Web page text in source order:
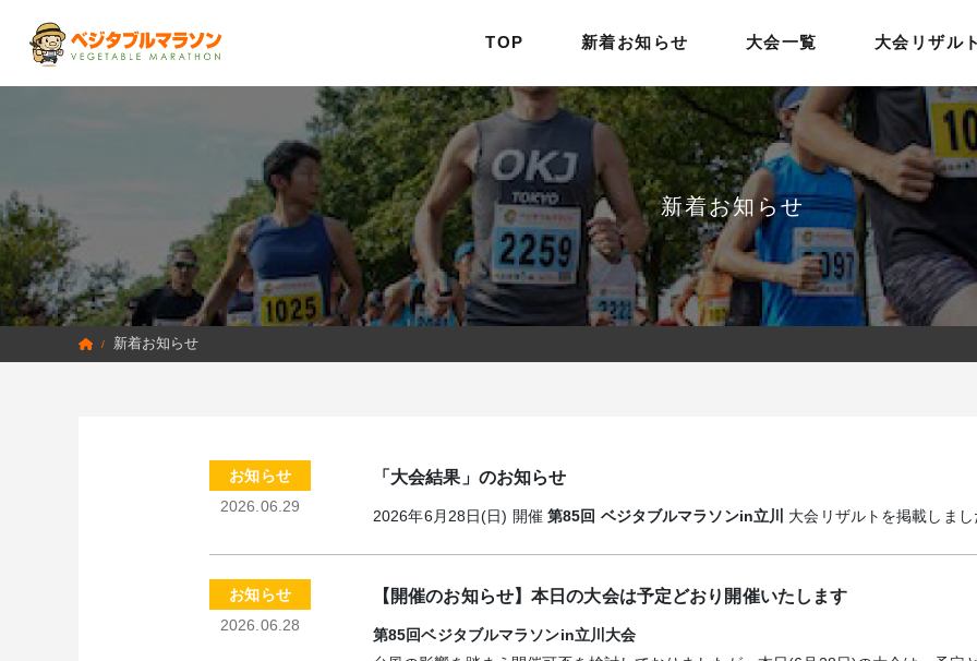
TOP 新着お知らせ 大会一覧 大会リザル
新着お知らせ
/ 新着お知らせ
お知らせ
2026.06.29
「大会結果」のお知らせ
2026年6月28日(日) 開催第85回 ベジタブルマラソンin立川 大会リザルトを掲載しまし
お知らせ
2026.06.28
【開催のお知らせ】本日の大会は予定どおり開催いたします
第85回ベジタブルマラソンin立川大会